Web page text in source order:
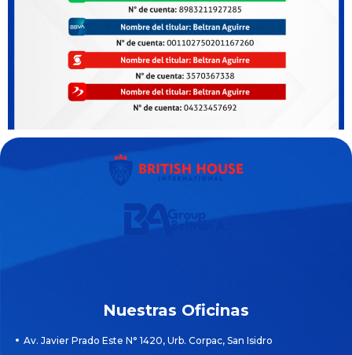
Nuestras Oficinas
Av. Javier Prado Este N° 1420, Urb. Corpac, San Isidro